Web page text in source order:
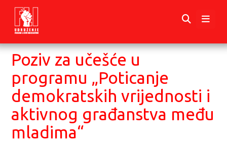
Poziv za učešće u
programu „Poticanje
demokratskih vrijednosti i
aktivnog građanstva među
mladima“